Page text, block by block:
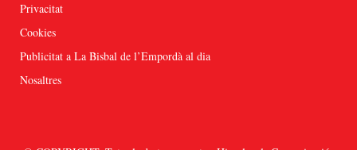
Privacitat
Cookies
Publicitat a La Bisbal de l’Empordà al dia
Nosaltres